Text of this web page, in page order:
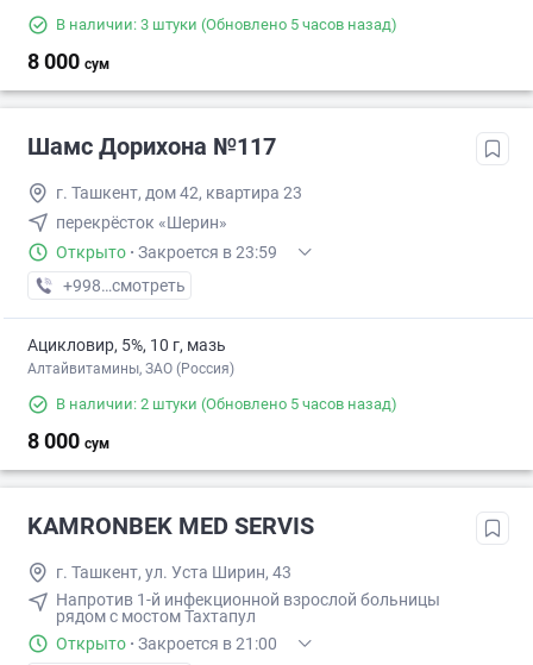
В наличии: 3 штуки (Обновлено 5 часов назад)
8 000 сум
Шамс Дорихона №117
г. Ташкент, дом 42, квартира 23
перекрёсток «Шерин»
Открыто · Закроется в 23:59
+998 (91) XXX-XX-XX
смотреть
Ацикловир, 5%, 10 г, мазь
Алтайвитамины, ЗАО (Россия)
В наличии: 2 штуки (Обновлено 5 часов назад)
8 000 сум
KAMRONBEK MED SERVIS
г. Ташкент, ул. Уста Ширин, 43
Напротив 1-й инфекционной взрослой больницы
рядом с мостом Тахтапул
Открыто · Закроется в 21:00